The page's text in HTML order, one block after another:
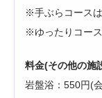
※手ぶらコース
※ゆったりコー
料金(その他の施
岩盤浴：550円(